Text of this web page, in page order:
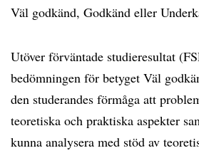
Väl godkänd, Godkänd eller
Utöver förväntade studieresultat
bedömningen för betyget Väl
den studerandes förmåga att
teoretiska och praktiska aspekter
kunna analysera med stöd av